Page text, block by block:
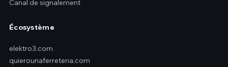
Canal de signalement
Écosystème
elektro3.com
quierounaferreteria.com